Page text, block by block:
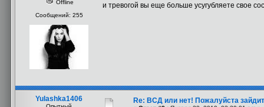
Offline
Сообщений: 255
и тревогой вы еще больше усугубляете свое
Yulashka1406 Re: ВСД или нет! Пожалуйста